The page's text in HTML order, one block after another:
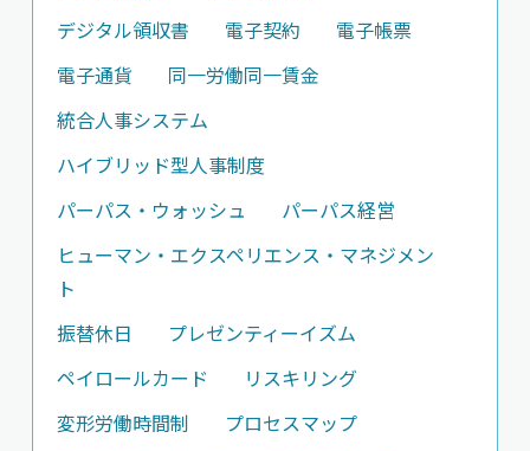
デジタル領収書
電子契約
電子帳票
電子通貨
同一労働同一賃金
統合人事システム
ハイブリッド型人事制度
パーパス・ウォッシュ
パーパス経営
ヒューマン・エクスペリエンス・マネジメン
ト
振替休日
プレゼンティーイズム
ペイロールカード
リスキリング
変形労働時間制
プロセスマップ